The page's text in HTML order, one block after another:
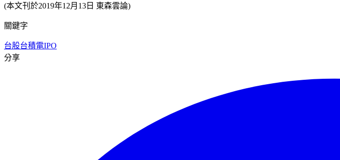
(本文刊於2019年12月13日 東森雲論)
關鍵字
台股台積電IPO
分享